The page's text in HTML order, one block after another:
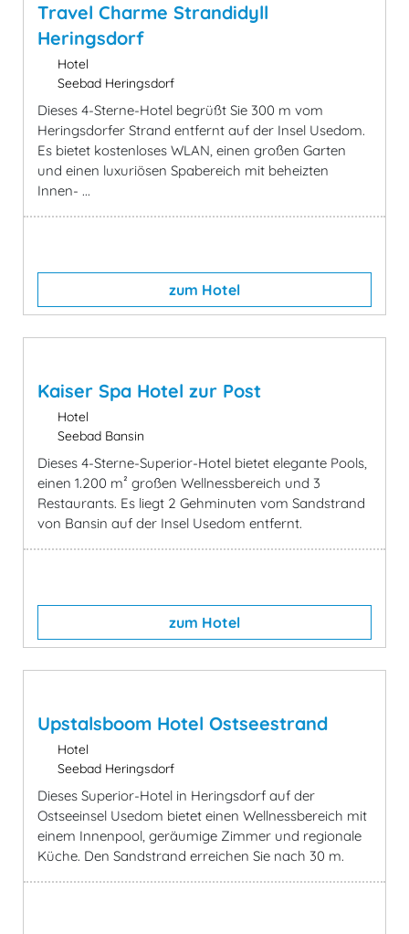
Travel Charme Strandidyll
Heringsdorf
Hotel
Seebad Heringsdorf
Dieses 4-Sterne-Hotel begrüßt Sie 300 m vom
Heringsdorfer Strand entfernt auf der Insel Usedom.
Es bietet kostenloses WLAN, einen großen Garten
und einen luxuriösen Spabereich mit beheizten
Innen- ...
zum Hotel
Kaiser Spa Hotel zur Post
Hotel
Seebad Bansin
Dieses 4-Sterne-Superior-Hotel bietet elegante Pools,
einen 1.200 m² großen Wellnessbereich und 3
Restaurants. Es liegt 2 Gehminuten vom Sandstrand
von Bansin auf der Insel Usedom entfernt.
zum Hotel
Upstalsboom Hotel Ostseestrand
Hotel
Seebad Heringsdorf
Dieses Superior-Hotel in Heringsdorf auf der
Ostseeinsel Usedom bietet einen Wellnessbereich mit
einem Innenpool, geräumige Zimmer und regionale
Küche. Den Sandstrand erreichen Sie nach 30 m.